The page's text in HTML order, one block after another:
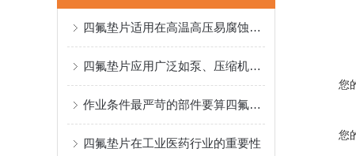
四氟垫片适用在高温高压易腐蚀情况下工作状态依然稳定
四氟垫片应用广泛如泵、压缩机、拌和釜、离心机等
作业条件最严苛的部件要算四氟垫片
四氟垫片在工业医药行业的重要性
您
您